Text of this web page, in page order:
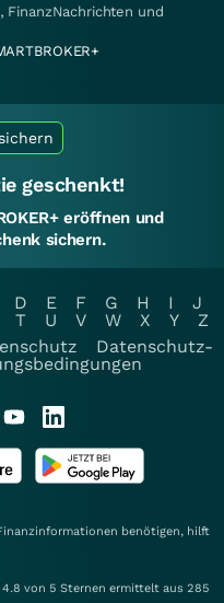
FinanzNachrichten und
geschenkt!
eröffnen und
sichern.
D E F G H I
J
T U V W X Y
Z
Datenschutz-
benötigen, hilft
von 5 Sternen ermittelt aus 285